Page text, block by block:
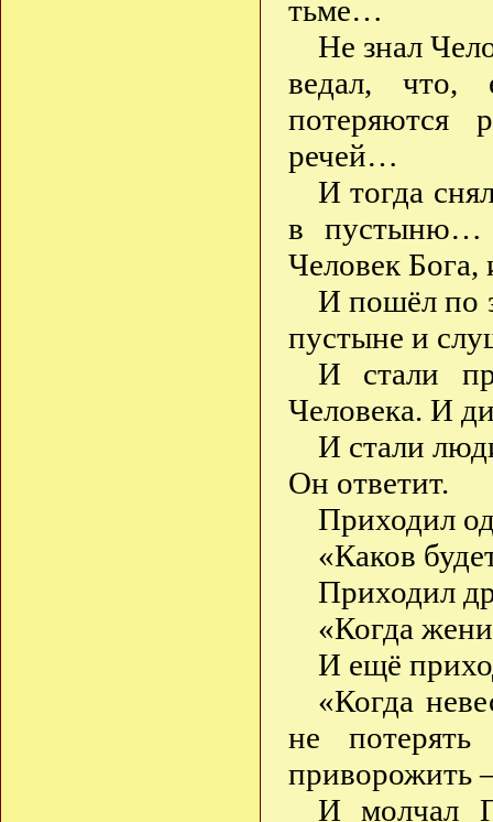
тьме…
Не знал
ведал,
потеряются
речей…
И тогда
в
Человек
И пошёл по
пустыне и
И стали
Человека. И
И стали
Он ответит.
Приходил
«Каков
Приходил
«Когда
И ещё
«Когда
не
приворожить
И молчал